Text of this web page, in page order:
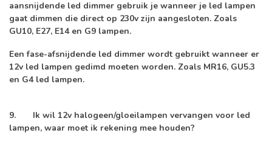
aansnijdende led dimmer gebruik je wanneer je led lampen
gaat dimmen die direct op 230v zijn aangesloten. Zoals
GU10, E27, E14 en G9 lampen.
Een fase-afsnijdende led dimmer wordt gebruikt wanneer er
12v led lampen gedimd moeten worden. Zoals MR16, GU5.3
en G4 led lampen.
9. Ik wil 12v halogeen/gloeilampen vervangen voor led
lampen, waar moet ik rekening mee houden?